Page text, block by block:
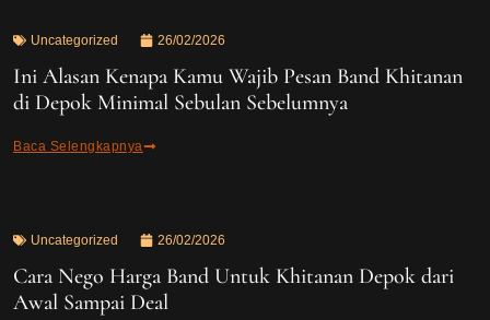
Uncategorized 26/02/2026
Ini Alasan Kenapa Kamu Wajib Pesan Band Khitanan
di Depok Minimal Sebulan Sebelumnya
Baca Selengkapnya
Uncategorized 26/02/2026
Cara Nego Harga Band Untuk Khitanan Depok dari
Awal Sampai Deal